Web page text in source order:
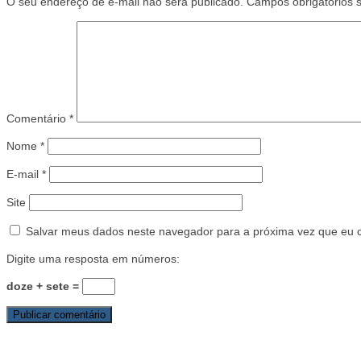
Comentário *
Nome *
E-mail *
Site
Salvar meus dados neste navegador para a próxima vez que eu
Digite uma resposta em números:
doze + sete =